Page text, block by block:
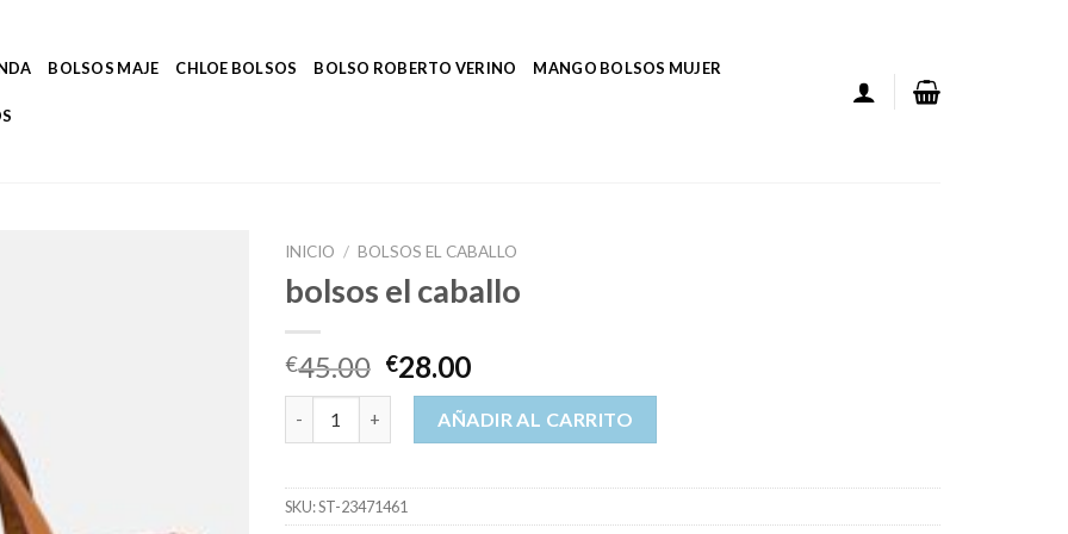
BOLSOS MAJE CHLOE BOLSOS BOLSO ROBERTO VERINO MANGO BOLSOS MUJER
INICIO / BOLSOS EL CABALLO
bolsos el caballo
€45.00 €28.00
bolsos el caballo cantidadAÑADIR AL CARRITO
SKU:ST-23471461